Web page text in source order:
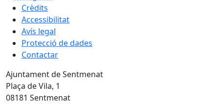
Crèdits
Accessibilitat
Avís legal
Protecció de dades
Contactar
Ajuntament de Sentmenat
Plaça de Vila, 1
08181 Sentmenat